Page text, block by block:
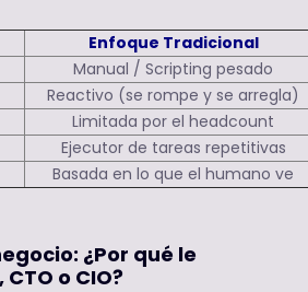
Enfoque Tradicional
Manual / Scripting pesado
Reactivo (se rompe y se arregla)
Limitada por el headcount
Ejecutor de tareas repetitivas
Basada en lo que el humano ve
¿Por qué le
o CIO?